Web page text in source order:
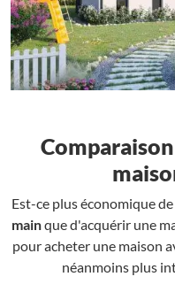
Est-ce plus économique
mainque d'acquérir une
pour acheter une maison
néanmoins plus